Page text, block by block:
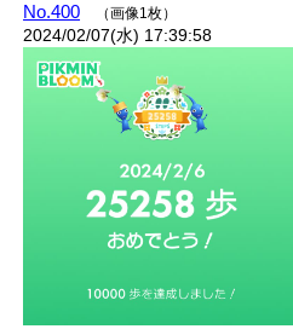
No.400 （画像1枚）
2024/02/07(水) 17:39:58